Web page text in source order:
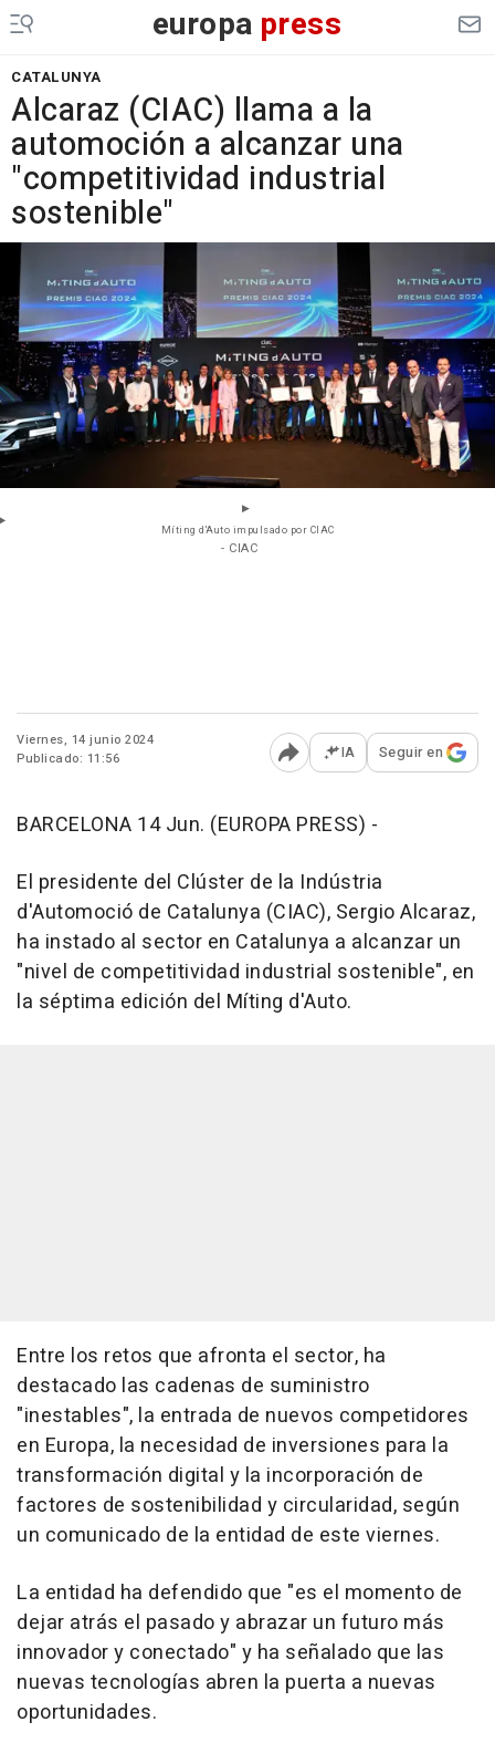
europa press
CATALUNYA
Alcaraz (CIAC) llama a la
automoción a alcanzar una
"competitividad industrial
sostenible"
Míting d'Auto impulsado por CIAC
- CIAC
Viernes, 14 junio 2024
Publicado: 11:56
Abrir opciones para
IA Seguir en
BARCELONA 14 Jun. (EUROPA PRESS) -
El presidente del Clúster de la Indústria
d'Automoció de Catalunya (CIAC), Sergio Alcaraz,
ha instado al sector en Catalunya a alcanzar un
"nivel de competitividad industrial sostenible", en
la séptima edición del Míting d'Auto.
Entre los retos que afronta el sector, ha
destacado las cadenas de suministro
"inestables", la entrada de nuevos competidores
en Europa, la necesidad de inversiones para la
transformación digital y la incorporación de
factores de sostenibilidad y circularidad, según
un comunicado de la entidad de este viernes.
La entidad ha defendido que "es el momento de
dejar atrás el pasado y abrazar un futuro más
innovador y conectado" y ha señalado que las
nuevas tecnologías abren la puerta a nuevas
oportunidades.